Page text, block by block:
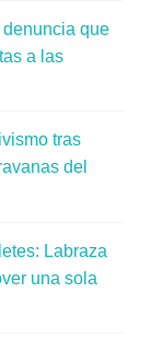
denuncia que
a las
tras
del
Labraza
una sola